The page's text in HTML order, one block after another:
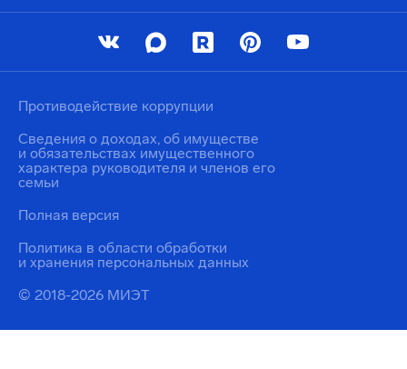
© 2018-2026 МИЭТ
Политика в области обработки
и хранения персональных данных
Противодействие коррупции
Сведения о доходах, об имуществе
и обязательствах имущественного
характера руководителя и членов его
семьи
Полная версия